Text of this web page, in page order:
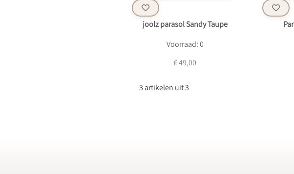
joolz parasol Sandy Taupe
Voorraad: 0
€ 49,00
3 artikelen uit 3